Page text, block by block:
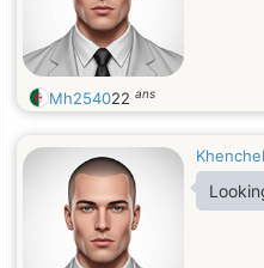
Mh254022 ans